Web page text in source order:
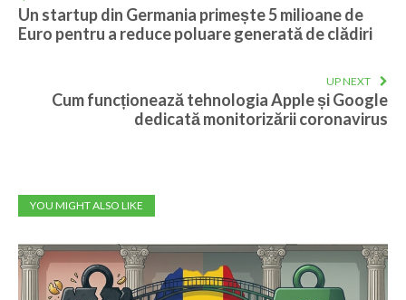
Un startup din Germania primește 5 milioane de
Euro pentru a reduce poluare generată de clădiri
UP NEXT
Cum funcționează tehnologia Apple și Google
dedicată monitorizării coronavirus
YOU MIGHT ALSO LIKE